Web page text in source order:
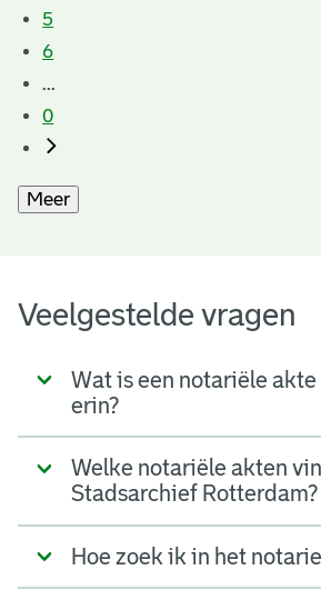
5
6
...
0
Meer
Veelgestelde vragen
Wat is een notariële
erin?
Welke notariële akten
Stadsarchief Rotterdam?
Hoe zoek ik in het